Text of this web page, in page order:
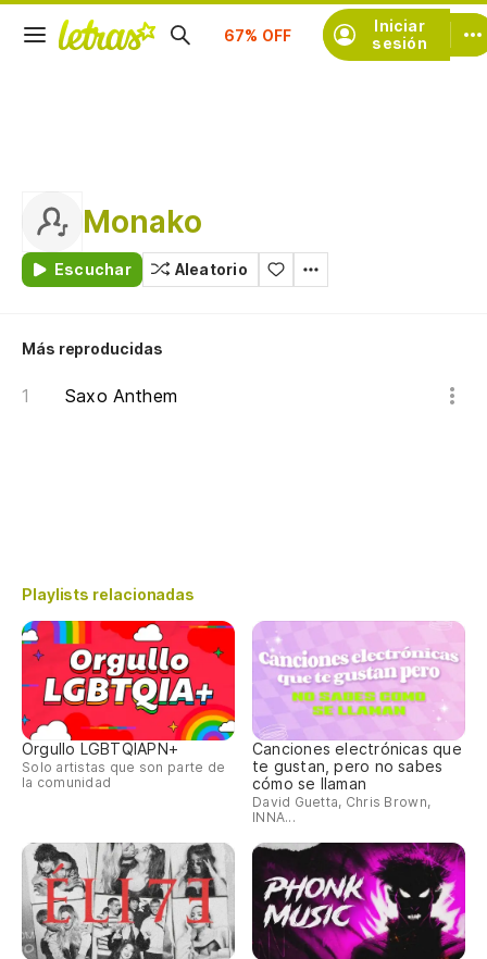
Iniciar
sesión
Suscríbete
Monako
Escuchar Aleatorio
Más reproducidas
Saxo Anthem
Playlists relacionadas
Orgullo LGBTQIAPN+
Solo artistas que son parte de
la comunidad
Canciones electrónicas que
te gustan, pero no sabes
cómo se llaman
David Guetta, Chris Brown,
INNA...